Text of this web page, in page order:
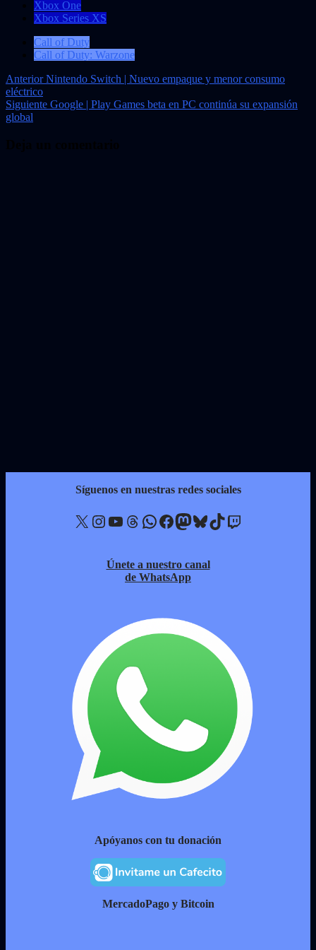
Xbox One
Xbox Series XS
Call of Duty
Call of Duty: Warzone
Navegación
de
entradas
AnteriorNintendo Switch | Nuevo empaque y menor consumo
eléctrico
Siguiente Google | Play Games beta en PC continúa su expansión
global
Síguenos en nuestras redes sociales
X Instagram YouTube Threads WhatsApp Facebook Mastodon Bluesky TikTok Twitch
Únete a nuestro canal
de WhatsApp
Apóyanos con tu donación
MercadoPago y Bitcoin